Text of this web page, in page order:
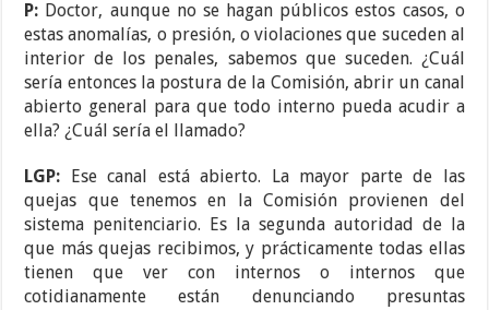
P: Doctor, aunque no se hagan públicos estos casos, o
estas anomalías, o presión, o violaciones que suceden al
interior de los penales, sabemos que suceden. ¿Cuál
sería entonces la postura de la Comisión, abrir un canal
abierto general para que todo interno pueda acudir a
ella? ¿Cuál sería el llamado?
LGP:
Ese canal está abierto. La mayor parte de las
quejas que tenemos en la Comisión provienen del
sistema penitenciario. Es la segunda autoridad de la
que más quejas recibimos, y prácticamente todas ellas
tienen que ver con internos o internos que
cotidianamente están denunciando presuntas